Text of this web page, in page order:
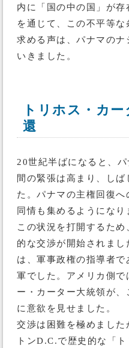
内に「国の中の国」が
を通じて、この不平等
求める声は、パナマのナ
いきました。
トリホス・カ
還
20世紀半ばになると、
間の緊張は高まり、し
た。パナマの主権回復
同情も集めるようになり
この状況を打開するた
的な交渉が開始されま
は、軍事政権の指導者
軍でした。アメリカ側で
ー・カーター大統領が
に意欲を見せました。
交渉は困難を極めまし
トンD.C.で歴史的な「